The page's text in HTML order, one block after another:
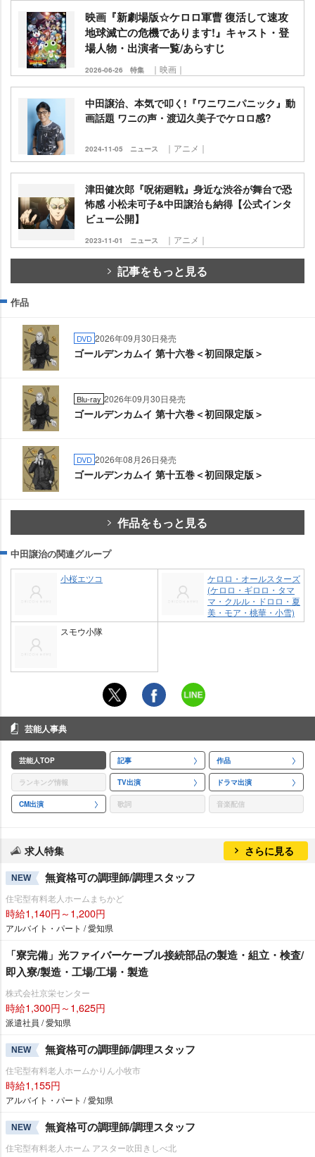
映画『新劇場版☆ケロロ軍曹 復活して速攻
地球滅亡の危機であります!』キャスト・登
場人物・出演者一覧/あらすじ
2026-06-26 特集 ｜映画｜
中田譲治、本気で叩く!『ワニワニパニック』動
画話題 ワニの声・渡辺久美子でケロロ感?
2024-11-05 ニュース ｜アニメ｜
津田健次郎『呪術廻戦』身近な渋谷が舞台で恐
怖感 小松未可子&中田譲治も納得【公式インタ
ビュー公開】
2023-11-01 ニュース ｜アニメ｜
記事をもっと見る
作品
DVD 2026年09月30日発売
ゴールデンカムイ 第十六巻＜初回限定版＞
Blu-ray 2026年09月30日発売
ゴールデンカムイ 第十六巻＜初回限定版＞
DVD 2026年08月26日発売
ゴールデンカムイ 第十五巻＜初回限定版＞
作品をもっと見る
中田譲治の関連グループ
小桜エツコ
ケロロ・オールスターズ
(ケロロ・ギロロ・タマ
マ・クルル・ドロロ・夏
美・モア・桃華・小雪)
スモウ小隊
芸能人事典
芸能人TOP 記事 作品
ランキング情報 TV出演 ドラマ出演
CM出演 歌詞 音楽配信
求人特集 さらに見る
NEW 無資格可の調理師/調理スタッフ
住宅型有料老人ホームまちかど
時給1,140円～1,200円
アルバイト・パート / 愛知県
「寮完備」光ファイバーケーブル接続部品の製造・組立・検査/
即入寮/製造・工場/工場・製造
株式会社京栄センター
時給1,300円～1,625円
派遣社員 / 愛知県
NEW 無資格可の調理師/調理スタッフ
住宅型有料老人ホームかりん小牧市
時給1,155円
アルバイト・パート / 愛知県
NEW 無資格可の調理師/調理スタッフ
住宅型有料老人ホーム アスター吹田きしべ北